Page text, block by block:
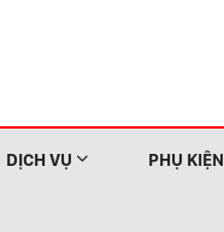
DỊCH VỤ PHỤ KIỆN